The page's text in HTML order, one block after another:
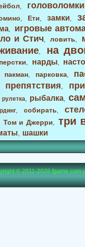
, головоломки
, Ети, замки,
,
игровые
и Стич,ловить,
, на
, нарды,
пакман, парковка,
препятствия,
рулетка, рыбалка,
, собирать,
Том и Джерри, три
, шашки
© 2011-2026